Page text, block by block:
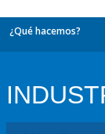
¿Qué hacemos?